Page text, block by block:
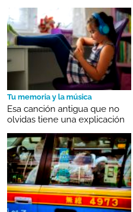
Tu memoria y la música
Esa canción antigua que no
olvidas tiene una explicación